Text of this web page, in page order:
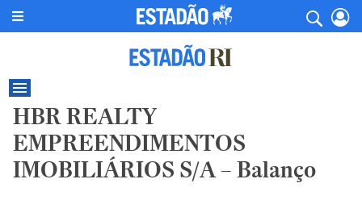
HBR REALTY
EMPREENDIMENTOS
IMOBILIÁRIOS S/A – Balanço